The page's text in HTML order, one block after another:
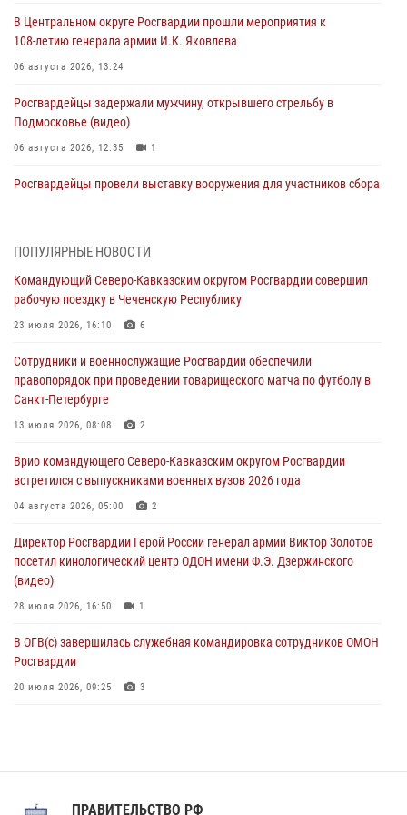
В Центральном округе Росгвардии прошли мероприятия к
108‑летию генерала армии И.К. Яковлева
06 августа 2026, 13:24
Росгвардейцы задержали мужчину, открывшего стрельбу в
Подмосковье (видео)
06 августа 2026, 12:35 1
Росгвардейцы провели выставку вооружения для участников сбора
второй годовщине вторжения ВСУ на территорию области
06 августа 2026, 11:56
угрожавшего подростку травматическим пистолетом
06 августа 2026, 11:33 1
В Зауралье при содействии СОБР Росгвардии ликвидирована
06 августа 2026, 11:27
В Москве росгвардейцы задержали троих мужчин, устроивших
06 августа 2026, 11:20 1
ПОПУЛЯРНЫЕ НОВОСТИ
Командующий Северо-Кавказским округом Росгвардии совершил
рабочую поездку в Чеченскую Республику
23 июля 2026, 16:10 6
Сотрудники и военнослужащие Росгвардии обеспечили
правопорядок при проведении товарищеского матча по футболу в
Санкт-Петербурге
13 июля 2026, 08:08 2
Врио командующего Северо-Кавказским округом Росгвардии
встретился с выпускниками военных вузов 2026 года
04 августа 2026, 05:00 2
Директор Росгвардии Герой России генерал армии Виктор Золотов
посетил кинологический центр ОДОН имени Ф.Э. Дзержинского
(видео)
28 июля 2026, 16:50 1
В ОГВ(с) завершилась служебная командировка сотрудников ОМОН
Росгвардии
20 июля 2026, 09:25 3
ПРАВИТЕЛЬСТВО РФ